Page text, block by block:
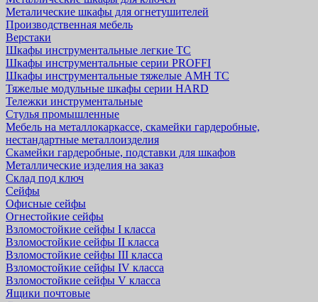
Металические шкафы для огнетушителей
Производственная мебель
Верстаки
Шкафы инструментальные легкие ТС
Шкафы инструментальные серии PROFFI
Шкафы инструментальные тяжелые AMH TC
Тяжелые модульные шкафы серии HARD
Тележки инструментальные
Стулья промышленные
Мебель на металлокаркассе, скамейки гардеробные,
нестандартные металлоизделия
Скамейки гардеробные, подставки для шкафов
Металлические изделия на заказ
Склад под ключ
Сейфы
Офисные сейфы
Огнестойкие сейфы
Взломостойкие сейфы I класса
Взломостойкие сейфы II класса
Взломостойкие сейфы III класса
Взломостойкие сейфы IV класса
Взломостойкие сейфы V класса
Ящики почтовые